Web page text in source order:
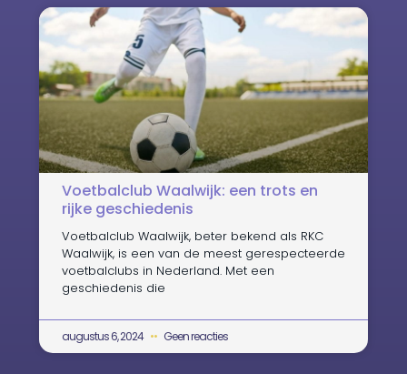
Voetbalclub Waalwijk: een trots en
rijke geschiedenis
Voetbalclub Waalwijk, beter bekend als RKC
Waalwijk, is een van de meest gerespecteerde
voetbalclubs in Nederland. Met een
geschiedenis die
augustus 6, 2024 Geen reacties